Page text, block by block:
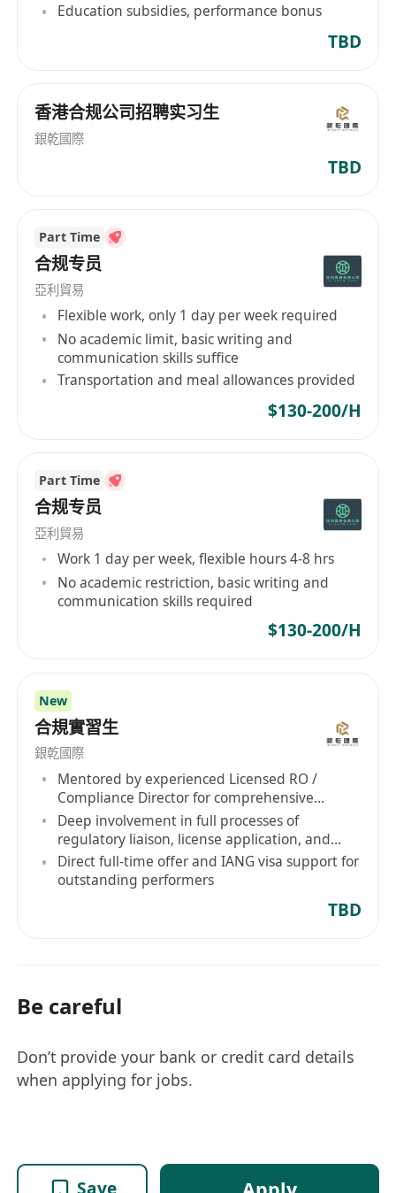
流利使用英語及粵語，普通話為加分條件。
學歷不限；接受應屆畢業生申請，惟須展現強烈
性居民身份、受養人簽證、高端人才通行證（高
才通）、優秀人才入境計劃（優才通）或非本地
時30分；工作模式：辦公室工作。
月薪範圍：港幣45,000至55,000元。
福利
十三個月薪酬
銀行假
Education subsidies, performance bonus
TBD
香港合规公司招聘实习生
銀乾國際
TBD
Part Time
合规专员
亞利貿易
Flexible work, only 1 day per week required
No academic limit, basic writing and
communication skills suffice
Transportation and meal allowances provided
$130-200/H
Part Time
合规专员
亞利貿易
Work 1 day per week, flexible hours 4-8 hrs
No academic restriction, basic writing and
communication skills required
$130-200/H
New
合規實習生
銀乾國際
Mentored by experienced Licensed RO /
Compliance Director for comprehensive
learning of Hong Kong regulatory practices
Deep involvement in full processes of
regulatory liaison, license application, and
compliance audit
Direct full-time offer and IANG visa support for
outstanding performers
TBD
Be careful
Don’t provide your bank or credit card details
when applying for jobs.